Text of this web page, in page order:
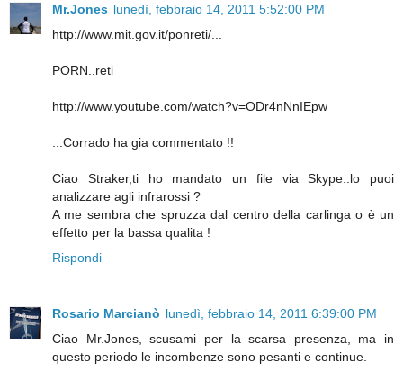
Mr.Jones lunedì, febbraio 14, 2011 5:52:00 PM
http://www.mit.gov.it/ponreti/...
PORN..reti
http://www.youtube.com/watch?v=ODr4nNnIEpw
...Corrado ha gia commentato !!
Ciao Straker,ti ho mandato un file via Skype..lo puoi
analizzare agli infrarossi ?
A me sembra che spruzza dal centro della carlinga o è un
effetto per la bassa qualita !
Rispondi
Rosario Marcianò lunedì, febbraio 14, 2011 6:39:00 PM
Ciao Mr.Jones, scusami per la scarsa presenza, ma in
questo periodo le incombenze sono pesanti e continue.